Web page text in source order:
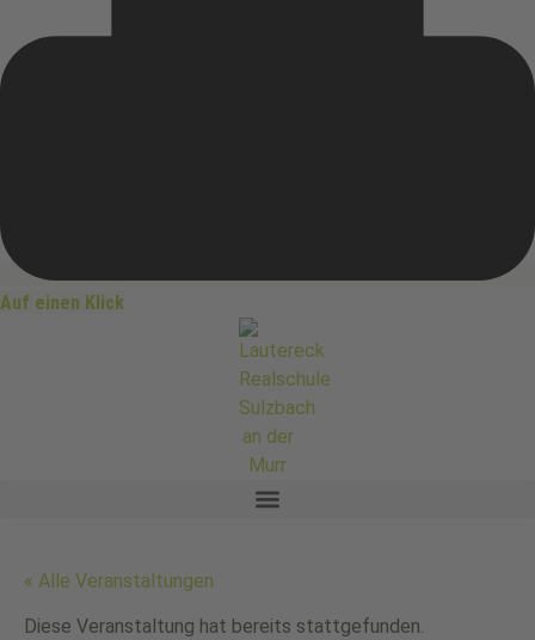
Auf einen Klick
« Alle Veranstaltungen
Diese Veranstaltung hat bereits stattgefunden.